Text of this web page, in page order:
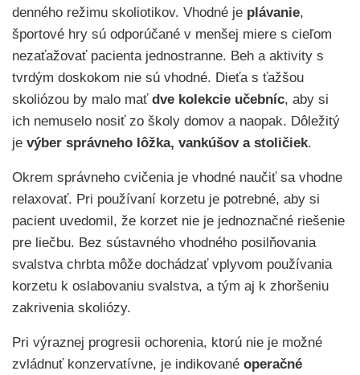
denného režimu skoliotikov. Vhodné je plávanie,
športové hry sú odporúčané v menšej miere s cieľom
nezaťažovať pacienta jednostranne. Beh a aktivity s
tvrdým doskokom nie sú vhodné. Dieťa s ťažšou
skoliózou by malo mať dve kolekcie učebníc, aby si
ich nemuselo nosiť zo školy domov a naopak. Dôležitý
je výber správneho lôžka, vankúšov a stoličiek.
Okrem správneho cvičenia je vhodné naučiť sa vhodne
relaxovať. Pri používaní korzetu je potrebné, aby si
pacient uvedomil, že korzet nie je jednoznačné riešenie
pre liečbu. Bez sústavného vhodného posilňovania
svalstva chrbta môže dochádzať vplyvom používania
korzetu k oslabovaniu svalstva, a tým aj k zhoršeniu
zakrivenia skoliózy.
Pri výraznej progresii ochorenia, ktorú nie je možné
zvládnuť konzervatívne, je indikované operačné